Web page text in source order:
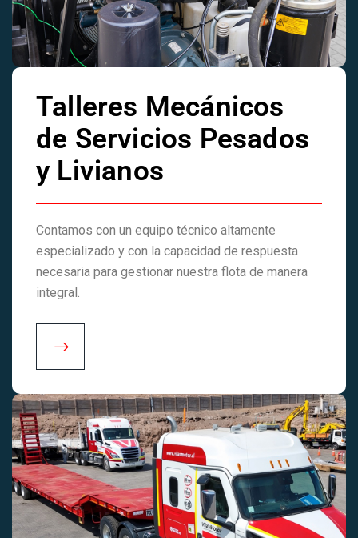
Talleres Mecánicos
de Servicios Pesados
y Livianos
Contamos con un equipo técnico altamente
especializado y con la capacidad de respuesta
necesaria para gestionar nuestra flota de manera
integral.